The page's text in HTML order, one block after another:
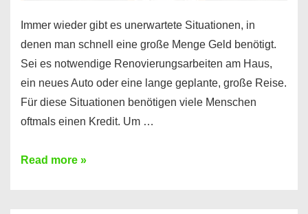
Immer wieder gibt es unerwartete Situationen, in
denen man schnell eine große Menge Geld benötigt.
Sei es notwendige Renovierungsarbeiten am Haus,
ein neues Auto oder eine lange geplante, große Reise.
Für diese Situationen benötigen viele Menschen
oftmals einen Kredit. Um …
Brauchen
Read more »